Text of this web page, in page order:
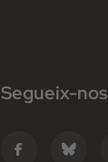
Segueix-nos